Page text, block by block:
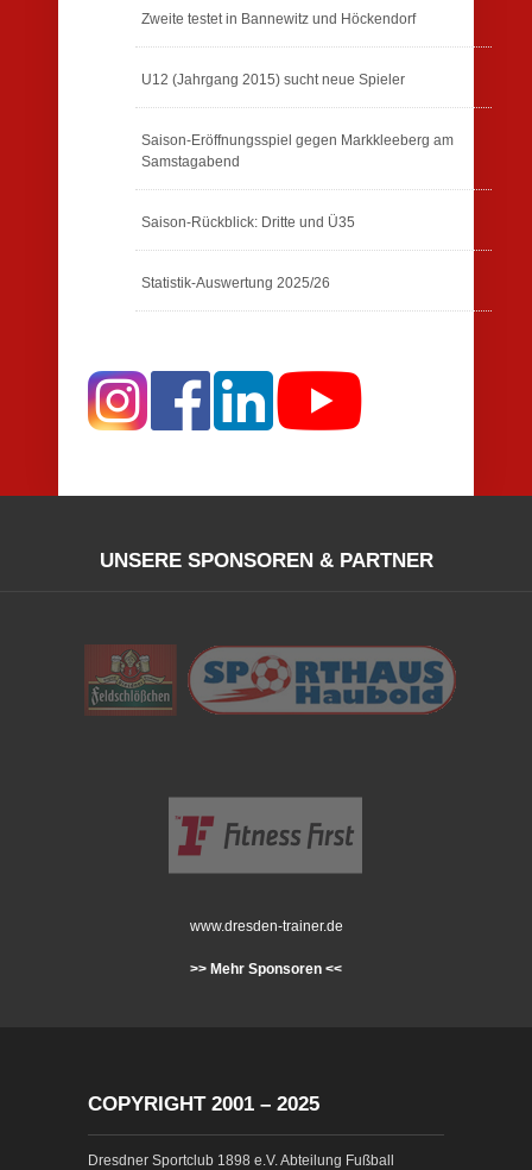
Zweite testet in Bannewitz und Höckendorf
U12 (Jahrgang 2015) sucht neue Spieler
Saison-Eröffnungsspiel gegen Markkleeberg am
Samstagabend
Saison-Rückblick: Dritte und Ü35
Statistik-Auswertung 2025/26
UNSERE SPONSOREN & PARTNER
www.dresden-trainer.de
>> Mehr Sponsoren <<
COPYRIGHT 2001 – 2025
Dresdner Sportclub 1898 e.V. Abteilung Fußball